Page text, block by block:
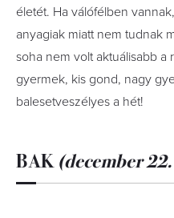
életét. Ha válófélben
anyagiak miatt nem tudnak
soha nem volt aktuálisabb a
gyermek, kis gond, nagy
balesetveszélyes a hét!
BAK (december